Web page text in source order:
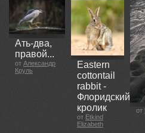
Ать-два,
правой...
от Александр
Круль
Eastern
cottontail
rabbit -
Флоридский
кролик
от Etkind
Elizabeth
от